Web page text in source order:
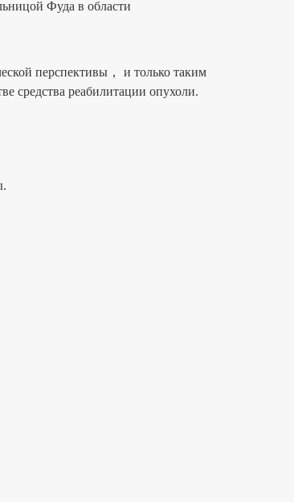
Фуда в области
перспективы， и только таким
средства реабилитации опухоли.